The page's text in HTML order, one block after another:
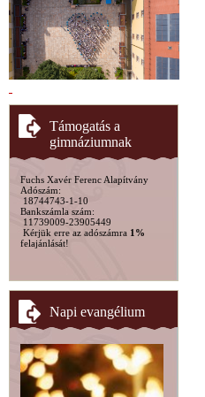
Támogatás a
gimnáziumnak
Fuchs Xavér Ferenc Alapítvány
Adószám:
18744743-1-10
Bankszámla szám:
11739009-23905449
Kérjük erre az adószámra 1%
felajánlását!
Napi evangélium